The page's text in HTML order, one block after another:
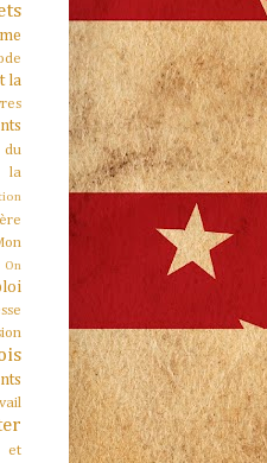
la
du
la
On
et